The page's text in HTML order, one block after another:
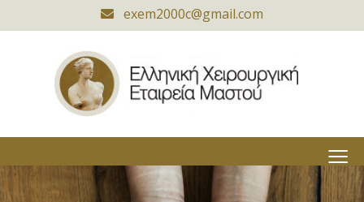
exem2000c@gmail.com
≡